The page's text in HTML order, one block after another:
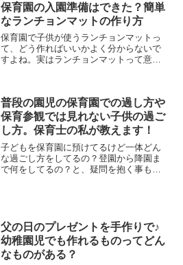
同じではつまらないし、子...
保育園の入園準備はできた？簡単
なランチョンマットの作り方
保育園で子供が使うランチョンマットっ
て、どう作ればいいかよく分からないで
すよね。実はランチョンマットって意外
トの簡単な作り方を紹介し...
普段の園児の保育園での過し方や
保育参観では見れない子供の過ご
し方。保育士の私が教えます！
子どもを保育園に預けてるけど一体どん
な過ごし方をしてるの？登園から降園ま
で何をしてるの？と、疑問を抱く事もあ
父の日のプレゼントを手作りで♪
幼稚園児でも作れるものってどん
なものがある？